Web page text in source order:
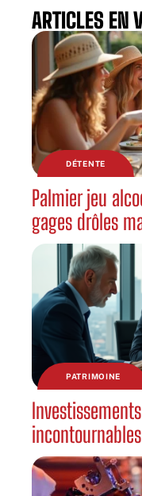
ARTICLES EN
DÉTENTE
Palmier jeu
gages drôles
PATRIMOINE